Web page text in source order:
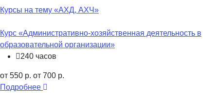
Курсы на тему «АХД, АХЧ»
Курс «Административно-хозяйственная деятельность в
образовательной организации»
240 часов
от 550 р. от 700 р.
Подробнее